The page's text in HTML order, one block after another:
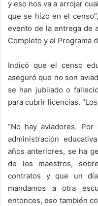
y eso nos va a arrojar
que se hizo en el
evento de la entrega de
Completo y al Programa
Indicó que el censo
aseguró que no son
se han jubilado o
para cubrir licencias.
“No hay aviadores.
administración
años anteriores, se ha
de los maestros,
contratos y que un
mandamos a otra
entonces, eso también